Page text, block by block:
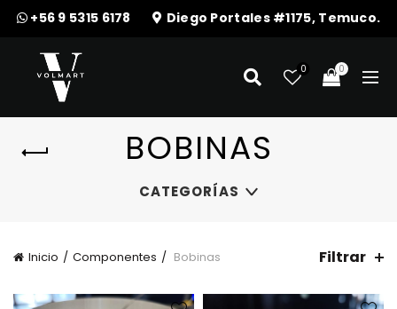
+56 9 5315 6178 Diego Portales #1175, Temuco.
0 0
BOBINAS
CATEGORÍAS
Inicio Componentes Bobinas Filtrar